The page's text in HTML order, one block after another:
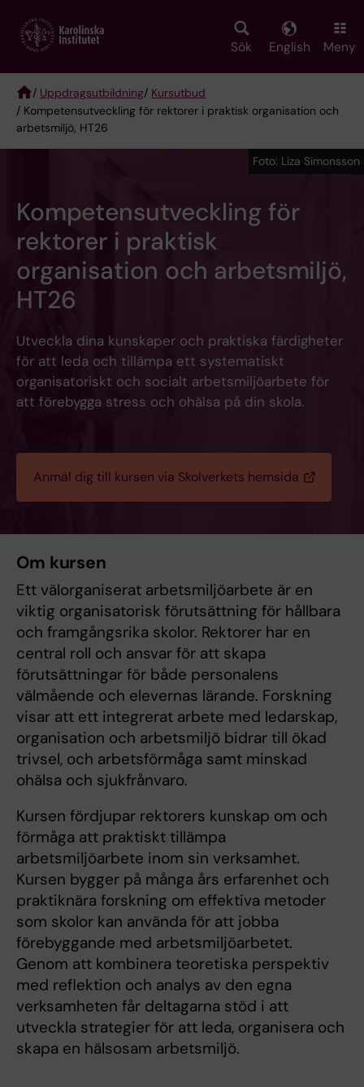
main
Sök English Meny
Breadcrumb
/ Uppdragsutbildning/ Kursutbud
/ Kompetensutveckling för rektorer i praktisk organisation och
arbetsmiljö, HT26
Foto: Liza Simonsson
Kompetensutveckling för
rektorer i praktisk
organisation och arbetsmiljö,
HT26
Utveckla dina kunskaper och praktiska färdigheter
för att leda och tillämpa ett systematiskt
organisatoriskt och socialt arbetsmiljöarbete för
att förebygga stress och ohälsa på din skola.
Anmäl dig till kursen via Skolverkets hemsida
Om kursen
Ett välorganiserat arbetsmiljöarbete är en
viktig organisatorisk förutsättning för hållbara
och framgångsrika skolor. Rektorer har en
central roll och ansvar för att skapa
förutsättningar för både personalens
välmående och elevernas lärande. Forskning
visar att ett integrerat arbete med ledarskap,
organisation och arbetsmiljö bidrar till ökad
trivsel, och arbetsförmåga samt minskad
ohälsa och sjukfrånvaro.
Kursen fördjupar rektorers kunskap om och
förmåga att praktiskt tillämpa
arbetsmiljöarbete inom sin verksamhet.
Kursen bygger på många års erfarenhet och
praktiknära forskning om effektiva metoder
som skolor kan använda för att jobba
förebyggande med arbetsmiljöarbetet.
Genom att kombinera teoretiska perspektiv
med reflektion och analys av den egna
verksamheten får deltagarna stöd i att
utveckla strategier för att leda, organisera och
skapa en hälsosam arbetsmiljö.